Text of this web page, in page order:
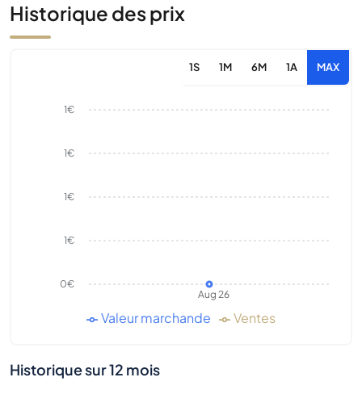
Historique des prix
1S 1M 6M 1A MAX
Aug 26
0€
1€
1€
1€
1€
Valeur marchande Ventes
Historique sur 12 mois